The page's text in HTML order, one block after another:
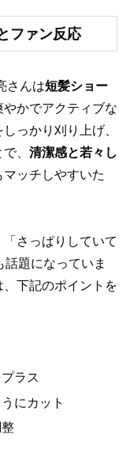
ファン反応
さんは短髪ショー
かでアクティブな
っかり刈り上げ、
、 清潔感と若々し
ッチしやすいた
さっぱりしていて
題になっていま
下記のポイントを
ラス
にカット